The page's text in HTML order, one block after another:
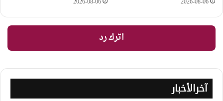
اترك رد
آخرالأخبار